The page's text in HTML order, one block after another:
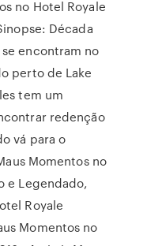
no Hotel Royale
Década
encontram no
perto de Lake
tem um
redenção
vá para o
Momentos no
e Legendado,
Royale
Momentos no